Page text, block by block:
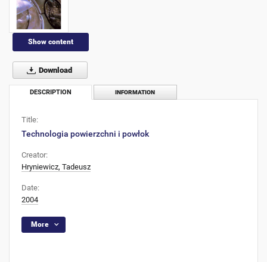
Show content
Download
DESCRIPTION INFORMATION
Title:
Technologia powierzchni i powłok
Creator:
Hryniewicz, Tadeusz
Date:
2004
More